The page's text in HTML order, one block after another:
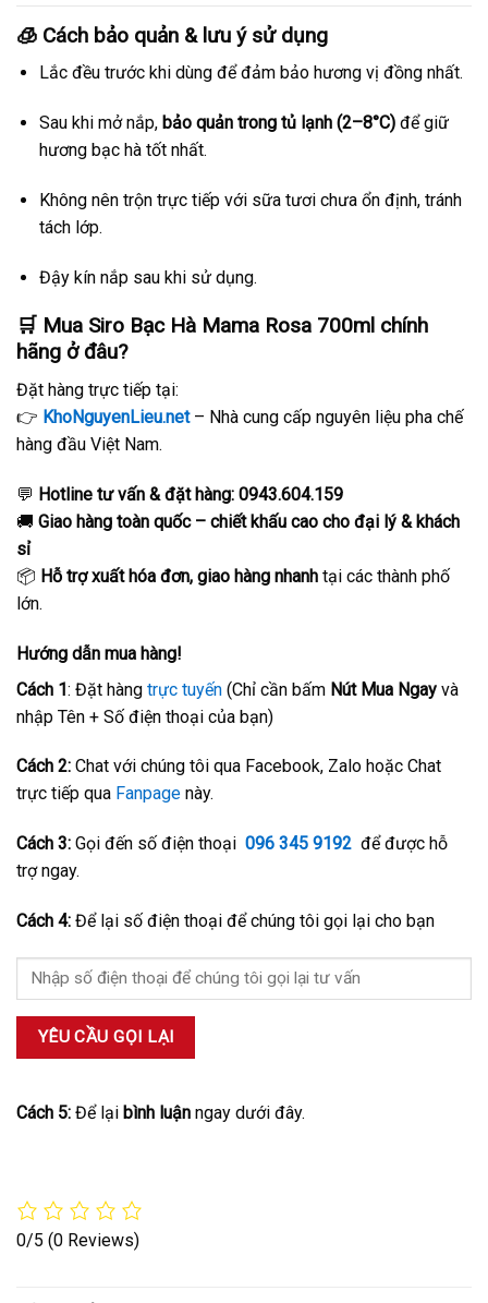
🧊 Cách bảo quản & lưu ý sử dụng
Lắc đều trước khi dùng để đảm bảo hương vị đồng nhất.
Sau khi mở nắp, bảo quản trong tủ lạnh (2–8°C)để giữ
hương bạc hà tốt nhất.
Không nên trộn trực tiếp với sữa tươi chưa ổn định, tránh
tách lớp.
Đậy kín nắp sau khi sử dụng.
🛒 Mua Siro Bạc Hà Mama Rosa 700ml chính
hãng ở đâu?
Đặt hàng trực tiếp tại:
👉 KhoNguyenLieu.net– Nhà cung cấp nguyên liệu pha chế
hàng đầu Việt Nam.
💬 Hotline tư vấn & đặt hàng: 0943.604.159
🚚 Giao hàng toàn quốc – chiết khấu cao cho đại lý & khách
sỉ
📦 Hỗ trợ xuất hóa đơn, giao hàng nhanh tại các thành phố
lớn.
Hướng dẫn mua hàng!
Cách 1: Đặt hàng trực tuyến (Chỉ cần bấm Nút Mua Ngay và
nhập Tên + Số điện thoại của bạn)
Cách 2: Chat với chúng tôi qua Facebook, Zalo hoặc Chat
trực tiếp qua Fanpage này.
Cách 3: Gọi đến số điện thoại 096 345 9192 để được hỗ
trợ ngay.
Cách 4: Để lại số điện thoại để chúng tôi gọi lại cho bạn
Cách 5: Để lại bình luận ngay dưới đây.
0/5 (0 Reviews)